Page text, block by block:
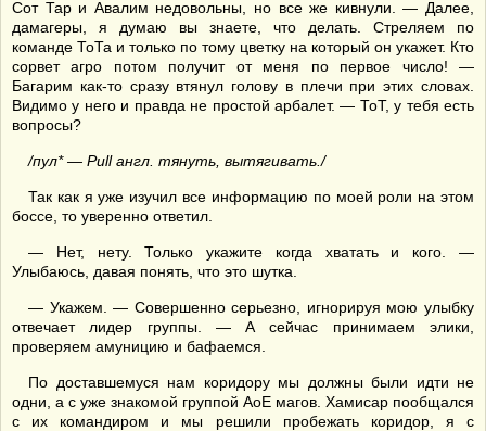
Сот Тар и Авалим недовольны, но все же кивнули. — Далее,
дамагеры, я думаю вы знаете, что делать. Стреляем по
команде ТоТа и только по тому цветку на который он укажет. Кто
сорвет агро потом получит от меня по первое число! —
Багарим как-то сразу втянул голову в плечи при этих словах.
Видимо у него и правда не простой арбалет. — ТоТ, у тебя есть
вопросы?
/пул* — Pull англ. тянуть, вытягивать./
Так как я уже изучил все информацию по моей роли на этом
боссе, то уверенно ответил.
— Нет, нету. Только укажите когда хватать и кого. —
Улыбаюсь, давая понять, что это шутка.
— Укажем. — Совершенно серьезно, игнорируя мою улыбку
отвечает лидер группы. — А сейчас принимаем элики,
проверяем амуницию и бафаемся.
По доставшемуся нам коридору мы должны были идти не
одни, а с уже знакомой группой АоЕ магов. Хамисар пообщался
с их командиром и мы решили пробежать коридор, я с